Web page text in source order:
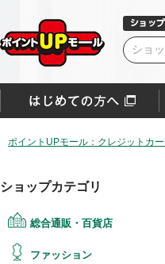
ポイントUPモール：クレジットカ
ショップカテゴリ
総合通販・百貨店
ファッション